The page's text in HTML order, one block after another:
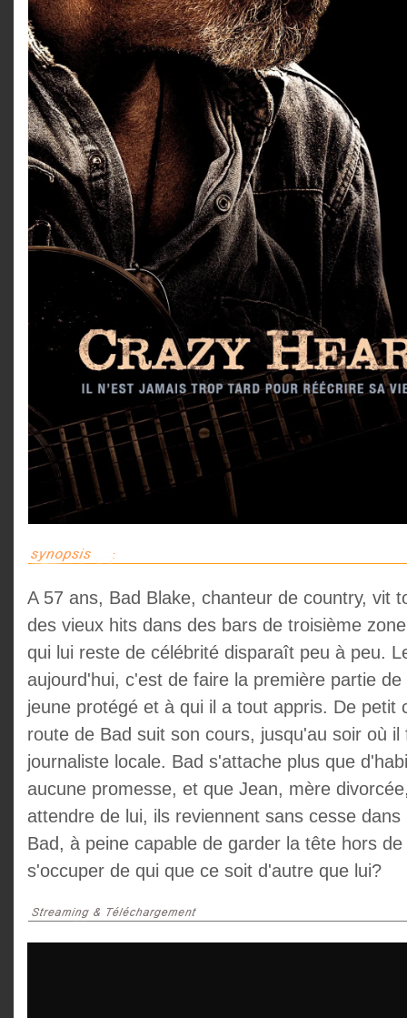
A 57 ans, Bad Blake, chanteur de country, vit
des vieux hits dans des bars de troisième
qui lui reste de célébrité disparaît peu à peu.
aujourd'hui, c'est de faire la première partie
jeune protégé et à qui il a tout appris. De petit
route de Bad suit son cours, jusqu'au soir où
journaliste locale. Bad s'attache plus que
aucune promesse, et que Jean, mère
attendre de lui, ils reviennent sans cesse
Bad, à peine capable de garder la tête hors
s'occuper de qui que ce soit d'autre que lui?